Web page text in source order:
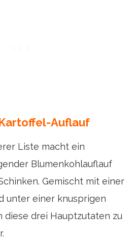
Auflauf
Liste macht ein
Blumenkohlauflauf
Gemischt mit einer
unter einer knusprigen
diese drei Hauptzutaten zu